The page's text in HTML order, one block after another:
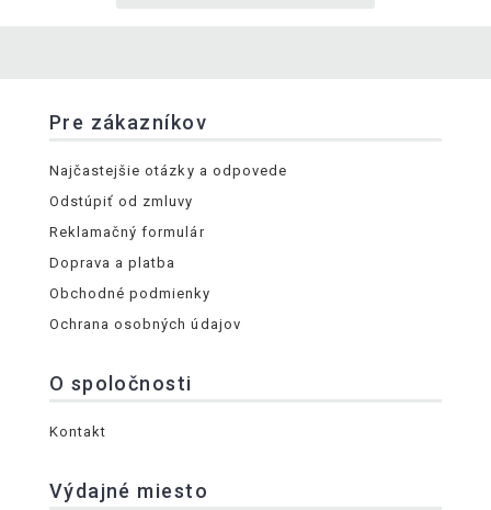
Pre zákazníkov
Najčastejšie otázky a odpovede
Odstúpiť od zmluvy
Reklamačný formulár
Doprava a platba
Obchodné podmienky
Ochrana osobných údajov
O spoločnosti
Kontakt
Výdajné miesto